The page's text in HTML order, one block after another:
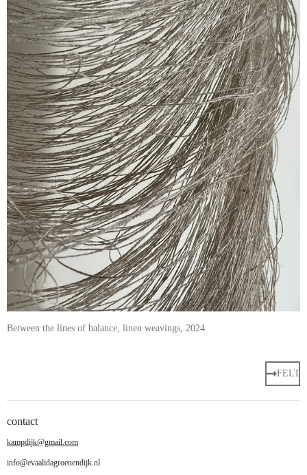
Between the lines of balance, linen weavings, 2024
FELT
contact
kampdijk@gmail.com
info@evaalidagroenendijk.nl